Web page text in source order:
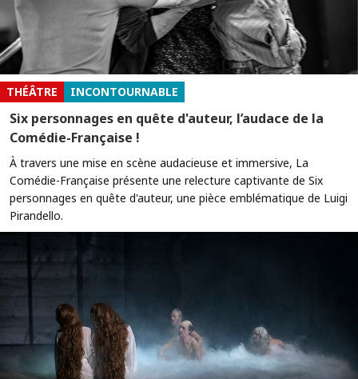
THÉÂTRE INCONTOURNABLE
Six personnages en quête d'auteur, l’audace de la
Comédie-Française !
À travers une mise en scène audacieuse et immersive, La
Comédie-Française présente une relecture captivante de Six
personnages en quête d'auteur, une pièce emblématique de Luigi
Pirandello.